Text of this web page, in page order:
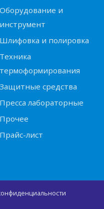
Оборудование и
инструмент
Шлифовка и полировка
Техника
термоформирования
Защитные средства
Пресса лабораторные
Прочее
Прайс-лист